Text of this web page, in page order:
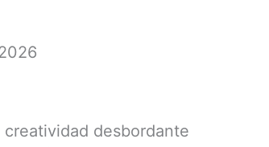
desbordante